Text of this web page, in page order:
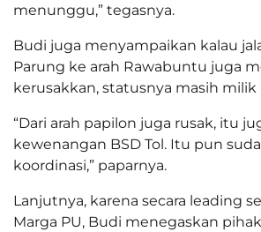
menunggu,” tegasnya.
Budi juga menyampaikan kalau
Parung ke arah Rawabuntu juga
kerusakkan, statusnya masih milik
“Dari arah papilon juga rusak, itu
kewenangan BSD Tol. Itu pun
koordinasi,” paparnya.
Lanjutnya, karena secara leading
Marga PU, Budi menegaskan